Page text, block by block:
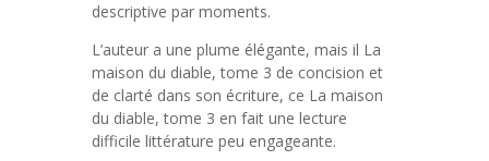
descriptive par moments.
L’auteur a une plume élégante, mais il La
maison du diable, tome 3 de concision et
de clarté dans son écriture, ce La maison
du diable, tome 3 en fait une lecture
difficile littérature peu engageante.